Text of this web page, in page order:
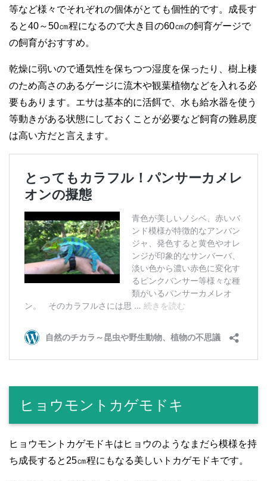
等など様々でそれぞれの個体がとても個性的です。成長す
ると40～50㎝程になるので大き目の60㎝の飼育ゲージで
の飼育がおすすめ。
乾燥に弱いので通気性を保ちつつ湿度を保ったり、樹上棲
のため高さのあるゲージに流木や観葉植物などを入れる必
要もあります。エサは基本的に活餌で、水も給水器を使う
等動きがある状態にしておくことが必要など飼育の難易度
は高い方だと言えます。
ヒョウモントカゲモドキ
ヒョウモントカゲモドキはヒョウのようなまだら模様を持
ち成長すると25㎝程にもなる美しいトカゲモドキです。